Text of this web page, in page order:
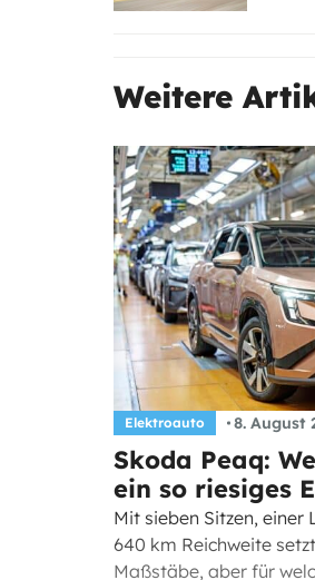
Weitere
Elektroauto 8. August
Skoda Peaq:
ein so riesiges
Mit sieben Sitzen, einer
640 km Reichweite
Maßstäbe, aber für